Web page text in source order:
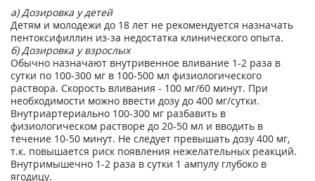
а) Дозировка у детей
Детям и молодежи до 18 лет не рекомендуется назначать
пентоксифиллин из-за недостатка клинического опыта.
б) Дозировка у взрослых
Обычно назначают внутривенное вливание 1-2 раза в
сутки по 100-300 мг в 100-500 мл физиологического
раствора. Скорость вливания - 100 мг/60 минут. При
необходимости можно ввести дозу до 400 мг/сутки.
Внутриартериально 100-300 мг разбавить в
физиологическом растворе до 20-50 мл и вводить в
течение 10-50 минут. Не следует превышать дозу 400 мг,
т.к. повышается риск появления нежелательных реакций.
Внутримышечно 1-2 раза в сутки 1 ампулу глубоко в
ягодицу.